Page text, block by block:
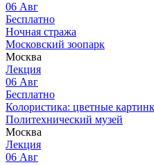
06 Авг
Бесплатно
Ночная стража
Московский зоопарк
Москва
Лекция
06 Авг
Бесплатно
Колористика: цветные
Политехнический музей
Москва
Лекция
06 Авг